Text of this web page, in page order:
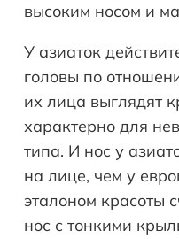
высоким носом и
У азиаток
головы по
их лица выглядят
характерно для
типа. И нос у
на лице, чем у
эталоном красоты
нос с тонкими